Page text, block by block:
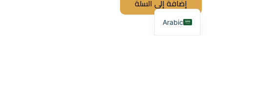
إضافة إلى السلة
Arabic